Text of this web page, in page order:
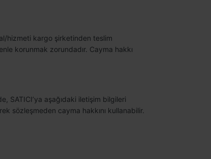
hizmeti kargo şirketinden teslim
korunmak zorundadır. Cayma hakkı
SATICI’ya aşağıdaki iletişim bilgileri
sözleşmeden cayma hakkını kullanabilir.